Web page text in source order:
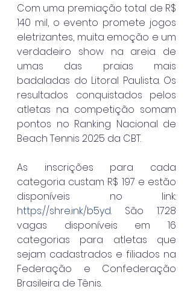
Com uma premiação total de R$
140 mil, o evento promete jogos
eletrizantes, muita emoção e um
verdadeiro show na areia de
umas das praias mais
badaladas do Litoral Paulista. Os
resultados conquistados pelos
atletas na competição somam
pontos no Ranking Nacional de
Beach Tennis 2025 da CBT.
As inscrições para cada
categoria custam R$ 197 e estão
https://shre.ink/b5yd. São 1.728
vagas disponíveis em 16
categorias para atletas que
sejam cadastrados e filiados na
Federação e Confederação
Brasileira de Tênis.